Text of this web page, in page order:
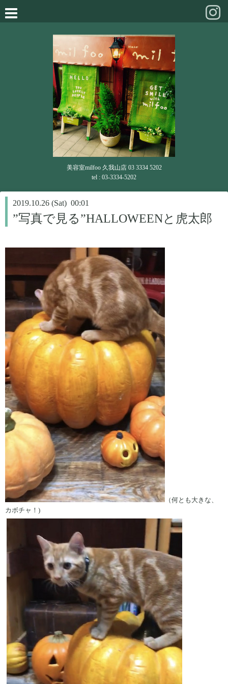
美容室milfoo 久我山店 03 3334 5202
tel : 03-3334-5202
2019.10.26 (Sat) 00:01
”写真で見る”HALLOWEENと虎太郎
（何とも大きな、
カボチャ！)